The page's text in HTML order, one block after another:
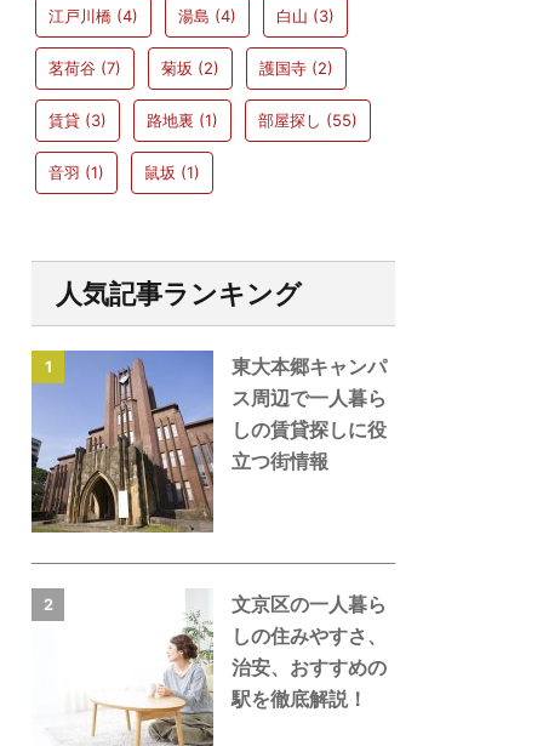
江戸川橋 (4) 湯島 (4) 白山 (3)
茗荷谷 (7) 菊坂 (2) 護国寺 (2)
賃貸 (3) 路地裏 (1) 部屋探し (55)
音羽 (1) 鼠坂 (1)
人気記事ランキング
1
東大本郷キャンパ
ス周辺で一人暮ら
しの賃貸探しに役
立つ街情報
2
文京区の一人暮ら
しの住みやすさ、
治安、おすすめの
駅を徹底解説！